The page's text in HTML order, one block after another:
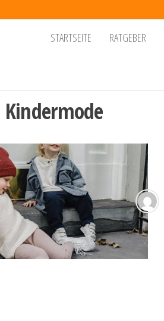
STARTSEITE RATGEBER
Kindermode